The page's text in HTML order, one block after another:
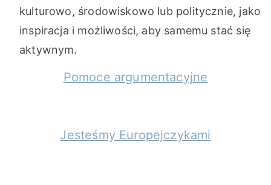
kulturowo, środowiskowo lub politycznie, jako
inspiracja i możliwości, aby samemu stać się
aktywnym.
Pomoce argumentacyjne
Jesteśmy Europejczykami